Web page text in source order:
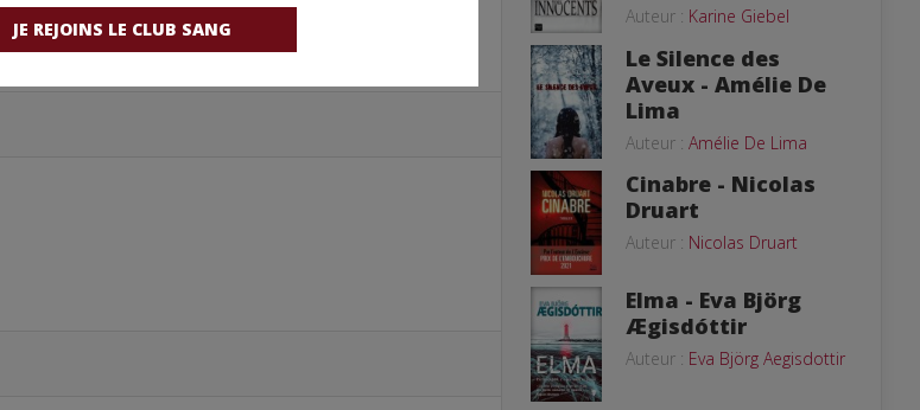
JE REJOINS LE CLUB SANG
Auteur : Karine Giebel
Le Silence des
Aveux - Amélie De
Lima
Auteur : Amélie De Lima
Cinabre - Nicolas
Druart
Auteur : Nicolas Druart
Elma - Eva Björg
Ægisdóttir
Auteur : Eva Björg Aegisdottir